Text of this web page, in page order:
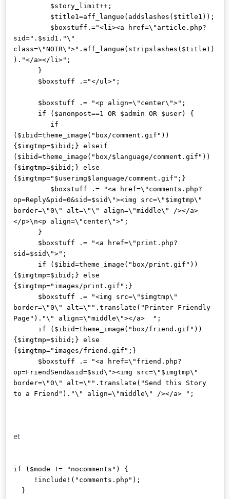
$story_limit++;
$title1=aff_langue(addslashes($title1));
$boxstuff.="<li><a href=\"article.php?
sid=".$sid1."\"
class=\"NOIR\">".aff_langue(stripslashes($title1)
)."</a></li>";
}
$boxstuff .="</ul>";
$boxstuff .= "<p align=\"center\">";
if ($anonpost==1 OR $admin OR $user) {
if
($ibid=theme_image("box/comment.gif"))
{$imgtmp=$ibid;} elseif
($ibid=theme_image("box/$language/comment.gif"))
{$imgtmp=$ibid;} else
{$imgtmp="$userimg$language/comment.gif";}
$boxstuff .= "<a href=\"comments.php?
op=Reply&pid=0&sid=$sid\"><img src=\"$imgtmp\"
border=\"0\" alt=\"\" align=\"middle\" /></a>
</p>\n<p align=\"center\">";
}
$boxstuff .= "<a href=\"print.php?
sid=$sid\">";
if ($ibid=theme_image("box/print.gif"))
{$imgtmp=$ibid;} else
{$imgtmp="images/print.gif";}
$boxstuff .= "<img src=\"$imgtmp\"
border=\"0\" alt=\"".translate("Printer Friendly
Page")."\" align=\"middle\"></a> ";
if ($ibid=theme_image("box/friend.gif"))
{$imgtmp=$ibid;} else
{$imgtmp="images/friend.gif";}
$boxstuff .= "<a href=\"friend.php?
op=FriendSend&sid=$sid\"><img src=\"$imgtmp\"
border=\"0\" alt=\"".translate("Send this Story
to a Friend")."\" align=\"middle\" /></a> ";
et
if ($mode != "nocomments") {
!include!("comments.php");
}